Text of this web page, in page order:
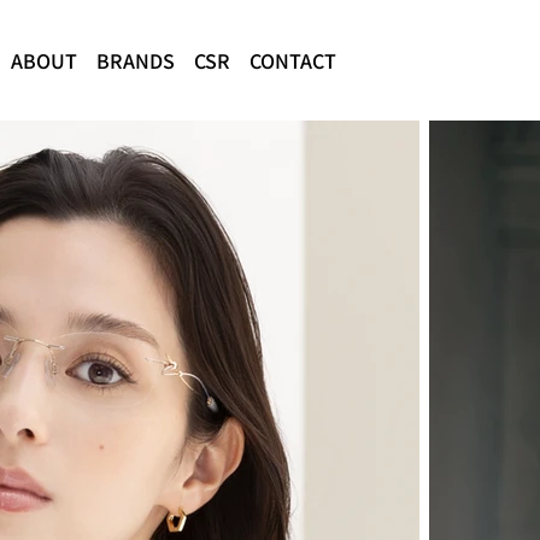
ABOUT BRANDS CSR CONTACT